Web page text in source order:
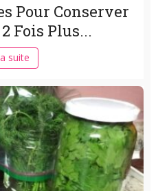
Pour Conserver
Fois Plus...
suite